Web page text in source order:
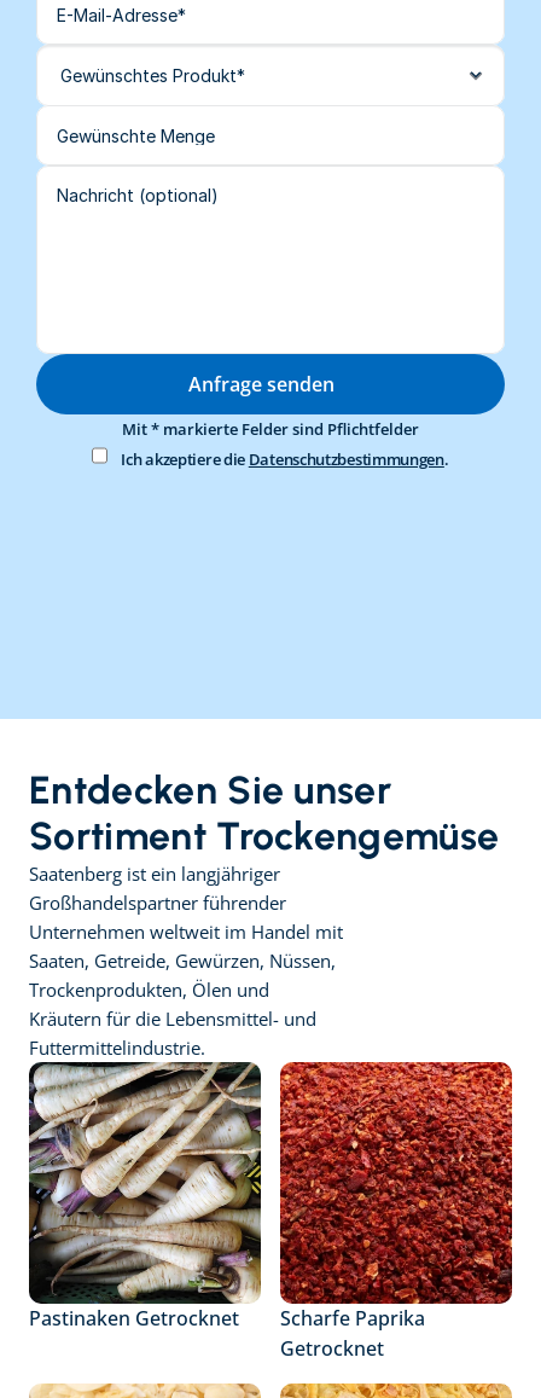
Anfrage senden
Mit * markierte Felder sind Pflichtfelder
Ich akzeptiere die Datenschutzbestimmungen.
Entdecken Sie unser
Sortiment Trockengemüse
Saatenberg ist ein langjähriger
Großhandelspartner führender
Unternehmen weltweit im Handel mit
Saaten, Getreide, Gewürzen, Nüssen,
Trockenprodukten, Ölen und
Kräutern für die Lebensmittel- und
Futtermittelindustrie.
Pastinaken Getrocknet
Scharfe Paprika
Getrocknet